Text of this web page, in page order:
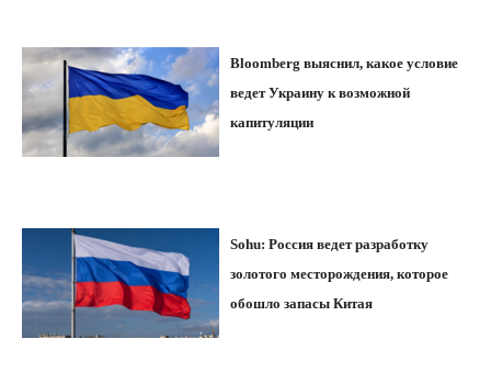
Bloomberg выяснил, какое условие
ведет Украину к возможной
капитуляции
Sohu: Россия ведет разработку
золотого месторождения, которое
обошло запасы Китая